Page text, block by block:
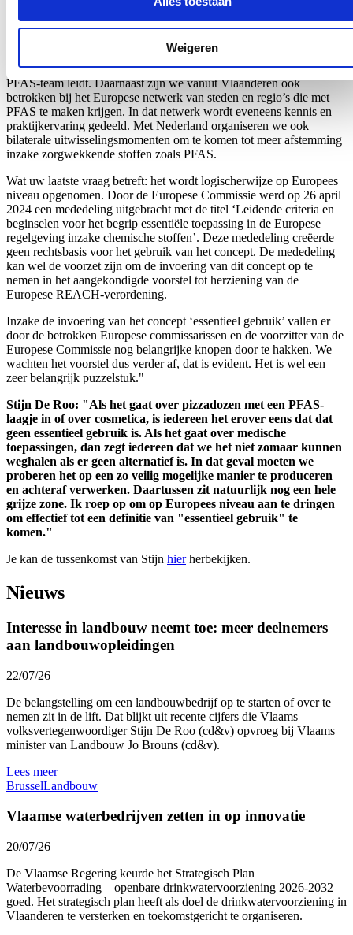
Weigeren
(VMM) en het Departement Omgeving op fora zoals het Europese
project ‘European Partnership for Assessment of Risk from
Chemicals’ (PARC), het Europese netwerk NORMAN en Common
Forum, het Europese netwerk van beleidsmakers, waar OVAM het
PFAS-team leidt. Daarnaast zijn we vanuit Vlaanderen ook
betrokken bij het Europese netwerk van steden en regio’s die met
PFAS te maken krijgen. In dat netwerk wordt eveneens kennis en
praktijkervaring gedeeld. Met Nederland organiseren we ook
bilaterale uitwisselingsmomenten om te komen tot meer afstemming
inzake zorgwekkende stoffen zoals PFAS.
Wat uw laatste vraag betreft: het wordt logischerwijze op Europees
niveau opgenomen. Door de Europese Commissie werd op 26 april
2024 een mededeling uitgebracht met de titel ‘Leidende criteria en
beginselen voor het begrip essentiële toepassing in de Europese
regelgeving inzake chemische stoffen’. Deze mededeling creëerde
geen rechtsbasis voor het gebruik van het concept. De mededeling
kan wel de voorzet zijn om de invoering van dit concept op te
nemen in het aangekondigde voorstel tot herziening van de
Europese REACH-verordening.
Inzake de invoering van het concept ‘essentieel gebruik’ vallen er
door de betrokken Europese commissarissen en de voorzitter van de
Europese Commissie nog belangrijke knopen door te hakken. We
wachten het voorstel dus verder af, dat is evident. Het is wel een
zeer belangrijk puzzelstuk."
Stijn De Roo: "Als het gaat over pizzadozen met een PFAS-
laagje in of over cosmetica, is iedereen het erover eens dat dat
geen essentieel gebruik is. Als het gaat over medische
toepassingen, dan zegt iedereen dat we het niet zomaar kunnen
weghalen als er geen alternatief is. In dat geval moeten we
proberen het op een zo veilig mogelijke manier te produceren
en achteraf verwerken. Daartussen zit natuurlijk nog een hele
grijze zone. Ik roep op om op Europees niveau aan te dringen
om effectief tot een definitie van "essentieel gebruik" te
komen."
Je kan de tussenkomst van Stijn hierherbekijken.
Nieuws
Interesse in landbouw neemt toe: meer deelnemers
aan landbouwopleidingen
22/07/26
De belangstelling om een landbouwbedrijf op te starten of over te
nemen zit in de lift. Dat blijkt uit recente cijfers die Vlaams
volksvertegenwoordiger Stijn De Roo (cd&v) opvroeg bij Vlaams
minister van Landbouw Jo Brouns (cd&v).
Lees meer
BrusselLandbouw
Vlaamse waterbedrijven zetten in op innovatie
20/07/26
De Vlaamse Regering keurde het Strategisch Plan
Waterbevoorrading – openbare drinkwatervoorziening 2026-2032
goed. Het strategisch plan heeft als doel de drinkwatervoorziening in
Vlaanderen te versterken en toekomstgericht te organiseren.